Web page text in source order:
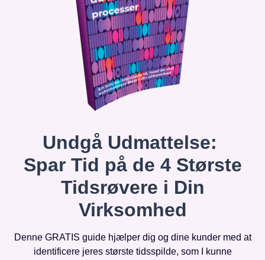
Undgå Udmattelse:
Spar Tid på de 4 Største
Tidsrøvere i Din
Virksomhed
Denne GRATIS guide hjælper dig og dine kunder med at
identificere jeres største tidsspilde, som I kunne